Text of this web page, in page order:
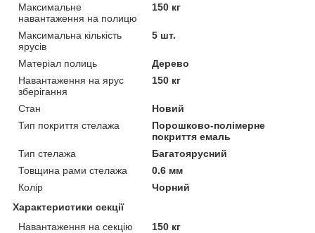
Максимальне
навантаження на полицю
150 кг
Максимальна кількість
ярусів
5 шт.
Матеріал полиць
Дерево
Навантаження на ярус
зберігання
150 кг
Стан
Новий
Тип покриття стелажа
Порошково-полімерне
покриття емаль
Тип стелажа
Багатоярусний
Товщина рами стелажа
0.6 мм
Колір
Чорний
Характеристики секції
Навантаження на секцію
150 кг